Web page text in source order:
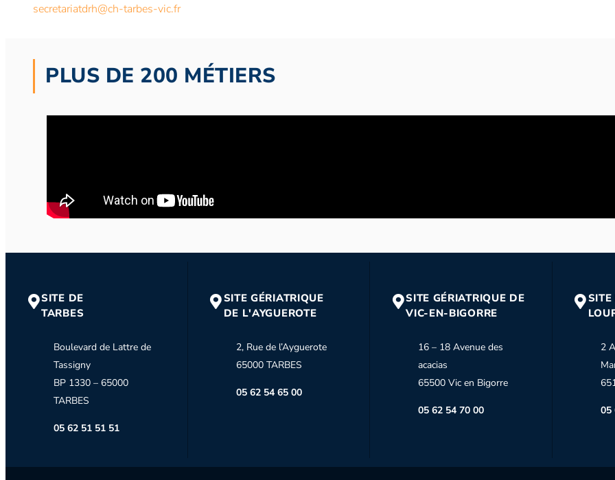
Praticien Hospitalier Mis à jour le 13 juin 2025
AUTRE
Praticien Hospitalier Mis à jour le 13 juin 2025
Mutation, Détachement, CDD sur poste vacant + de 5 ans Mis à jour le 20 juillet 2026
AUTRE
NEUROLOGUE - H/F - 100%
Praticien Hospitalier, Praticien Contractuel Mis à jour le 25 juin 2026
ADJOINT AU CADRE DE SANTÉ DE LA PHARMACIE -
secretariatdrh@ch-tarbes-vic.fr
PLUS DE 200 MÉTIERS
SITE DE
TARBES
Boulevard de Lattre de
Tassigny
BP 1330 – 65000
TARBES
05 62 51 51 51
SITE GÉRIATRIQUE
DE L'AYGUEROTE
2, Rue de l’Ayguerote
65000 TARBES
05 62 54 65 00
SITE GÉRIATRIQUE DE
VIC-EN-BIGORRE
16 – 18 Avenue des
acacias
65500 Vic en Bigorre
05 62 54 70 00
SITE
2
05